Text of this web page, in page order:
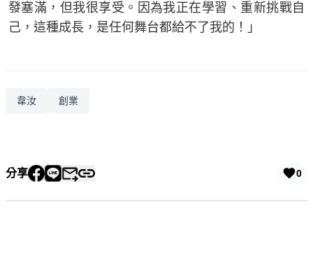
發塞滿，但我很享受。因為我正在學習、重新挑戰自
己，這種成長，是任何舞台都給不了我的！」
韋汝 創業
分享 0